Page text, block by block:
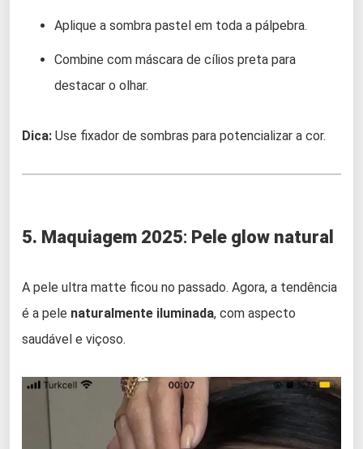
Aplique a sombra pastel em toda a pálpebra.
Combine com máscara de cílios preta para
destacar o olhar.
Dica: Use fixador de sombras para potencializar a cor.
5. Maquiagem 2025: Pele glow natural
A pele ultra matte ficou no passado. Agora, a tendência
é a pele naturalmente iluminada, com aspecto
saudável e viçoso.